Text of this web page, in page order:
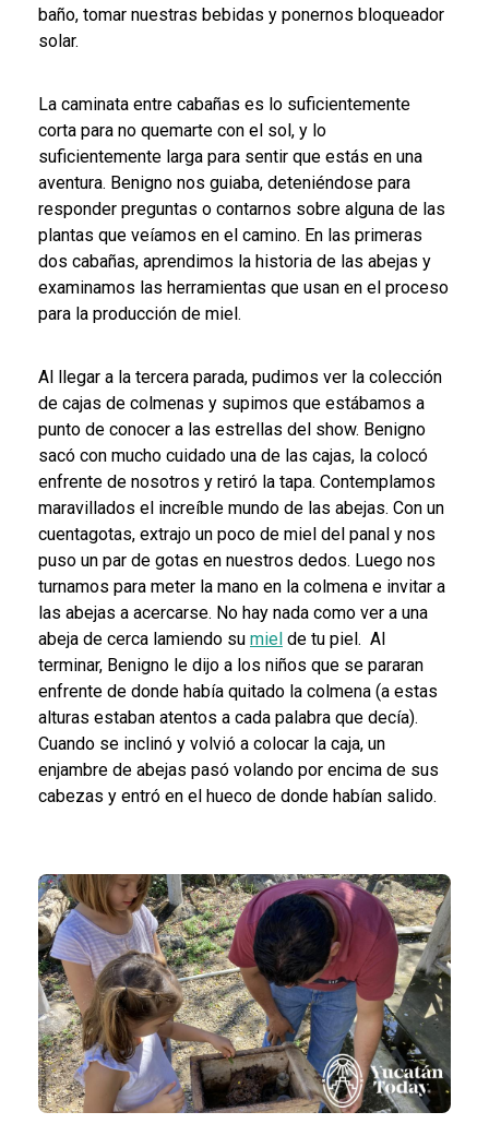
baño, tomar nuestras bebidas y ponernos bloqueador
solar.
La caminata entre cabañas es lo suficientemente
corta para no quemarte con el sol, y lo
suficientemente larga para sentir que estás en una
aventura. Benigno nos guiaba, deteniéndose para
responder preguntas o contarnos sobre alguna de las
plantas que veíamos en el camino. En las primeras
dos cabañas, aprendimos la historia de las abejas y
examinamos las herramientas que usan en el proceso
para la producción de miel.
Al llegar a la tercera parada, pudimos ver la colección
de cajas de colmenas y supimos que estábamos a
punto de conocer a las estrellas del show. Benigno
sacó con mucho cuidado una de las cajas, la colocó
enfrente de nosotros y retiró la tapa. Contemplamos
maravillados el increíble mundo de las abejas. Con un
cuentagotas, extrajo un poco de miel del panal y nos
puso un par de gotas en nuestros dedos. Luego nos
turnamos para meter la mano en la colmena e invitar a
las abejas a acercarse. No hay nada como ver a una
abeja de cerca lamiendo su miel de tu piel. Al
terminar, Benigno le dijo a los niños que se pararan
enfrente de donde había quitado la colmena (a estas
alturas estaban atentos a cada palabra que decía).
Cuando se inclinó y volvió a colocar la caja, un
enjambre de abejas pasó volando por encima de sus
cabezas y entró en el hueco de donde habían salido.